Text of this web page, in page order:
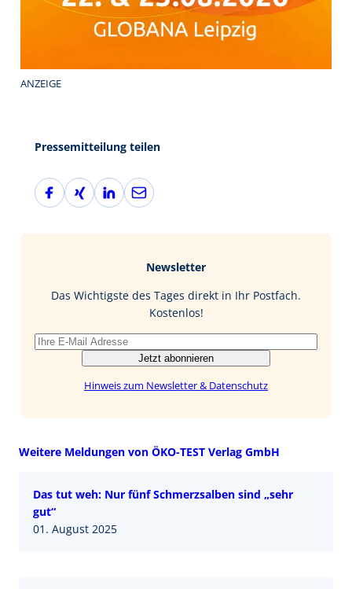
ANZEIGE
Pressemitteilung teilen
F
a
X
i
L
i
I
E
-
Newsletter
Das Wichtigste des Tages direkt in Ihr Postfach.
Kostenlos!
Jetzt abonnieren
Hinweis zum Newsletter & Datenschutz
Weitere Meldungen von ÖKO-TEST Verlag GmbH
Das tut weh: Nur fünf Schmerzsalben sind „sehr
gut“
01. August 2025